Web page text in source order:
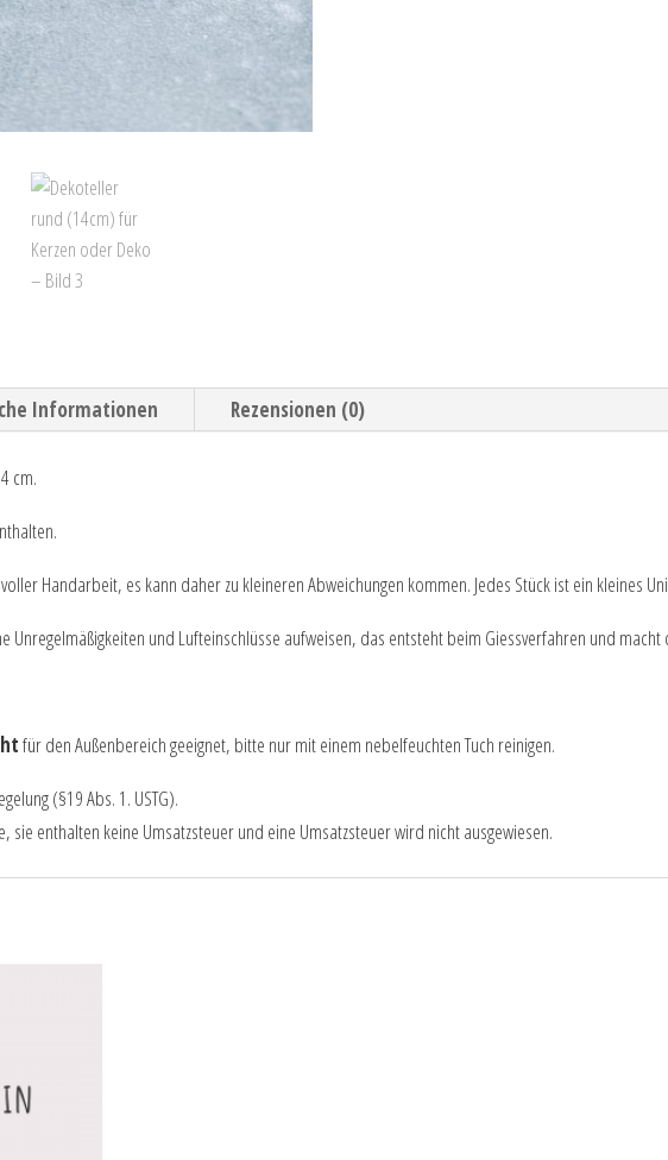
Informationen Rezensionen (0)
cm.
Handarbeit, es kann daher zu kleineren Abweichungen kommen. Jedes Stück ist ein kleines
Unregelmäßigkeiten und Lufteinschlüsse aufweisen, das entsteht beim Giessverfahren und
für den Außenbereich geeignet, bitte nur mit einem nebelfeuchten Tuch reinigen.
(§19 Abs. 1. USTG).
sie enthalten keine Umsatzsteuer und eine Umsatzsteuer wird nicht ausgewiesen.